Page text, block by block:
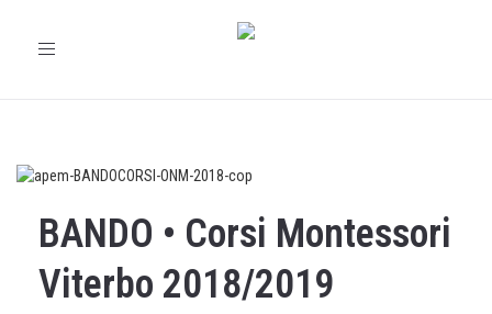
Toggle
BANDO • Corsi Montessori
Viterbo 2018/2019